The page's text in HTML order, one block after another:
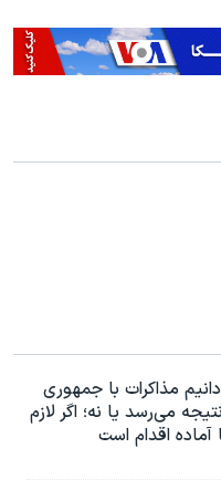
مذاکرات با جمهوری
می‌رسد یا نه؛ اگر لازم
آماده اقدام است